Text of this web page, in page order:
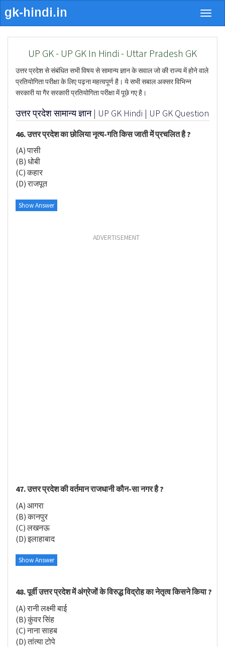
UP GK - UP GK In Hindi - Uttar Pradesh GK
उत्तर प्रदेश से संबंधित सभी विषय से सामान्य ज्ञान के सवाल जो की राज्य में होने वाले
प्रतियोगिता परीक्षा के लिए पढ़ना महत्वपूर्ण है। ये सभी सबाल अक्सर विभिन्न
सरकारी या गैर सरकारी प्रतियोगिता परीक्षा में पूछे गए है।
उत्तर प्रदेश सामान्य ज्ञान | UP GK Hindi | UP GK Question
46. उत्तर प्रदेश का छोलिया नृत्य-गति किस जाती में प्रचलित है ?
(A) पासी
(B) धोबी
(C) कहार
(D) राजपूत
Show Answer
ADVERTISEMENT
47. उत्तर प्रदेश की वर्तमान राजधानी कौन-सा नगर है ?
(A) आगरा
(B) कानपुर
(C) लखनऊ
(D) इलाहाबाद
Show Answer
48. पूर्वी उत्तर प्रदेश में अंग्रेजों के विरुद्ध विद्रोह का नेतृत्व किसने किया ?
(A) रानी लक्ष्मी बाई
(B) कुंवर सिंह
(C) नाना साहब
(D) तांत्या टोपे